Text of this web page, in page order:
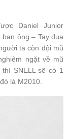
Daniel Junior
ông – Tay đua
ta còn đội mũ
ngặt về mũ
SNELL sẽ có 1
là M2010.